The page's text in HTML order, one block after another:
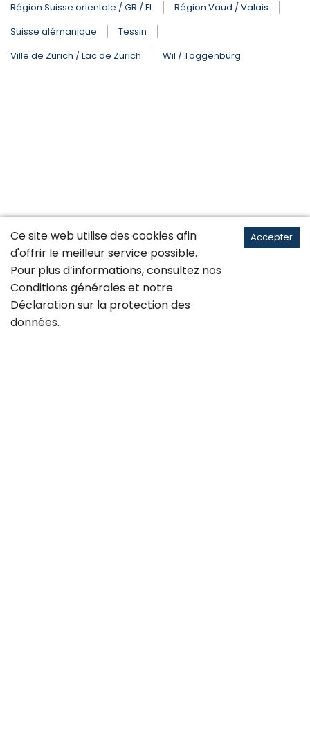
Région Suisse orientale / GR / FL
Région Vaud / Valais
Suisse alémanique
Tessin
Ville de Zurich / Lac de Zurich
Wil / Toggenburg
Ce site web utilise des cookies afin
d'offrir le meilleur service possible.
Pour plus d’informations, consultez nos
Conditions générales et notre
Déclaration sur la protection des
données.
Accepter